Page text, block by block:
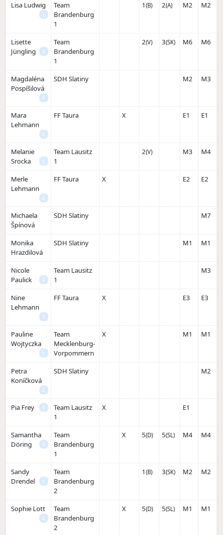
Lisa Ludwig
i
Team
Brandenburg
1
1(B) 2(A) M2 M2
Lisette
Jüngling
i
Team
Brandenburg
1
2(V) 3(SK) M6 M6
Magdaléna
Pospíšilová
i
SDH Slatiny M2 M3
Mara
Lehmann
i
FF Taura X E1 E1
Melanie
Srocka
i
Team Lausitz
1
2(V) M3 M4
Merle
Lehmann
i
FF Taura X E2 E2
Michaela
Špínová
SDH Slatiny M7
Monika
Hrazdilová
SDH Slatiny M1 M1
Nicole
Paulick
i
Team Lausitz
1
M3
Nine
Lehmann
i
FF Taura X E3 E3
Pauline
Wojtyczka
i
Team
Mecklenburg-
Vorpommern
X M1 M1
Petra
Koníčková
i
SDH Slatiny M2
Pia Frey i
Team Lausitz
1
X E1
Samantha
Döring
i
Team
Brandenburg
1
X 5(D) 5(SL) M4 M4
Sandy
Drendel
i
Team
Brandenburg
2
1(B) 3(SK) M2 M2
Sophie Lott
i
Team
Brandenburg
2
X 5(D) 5(SL) M1 M1